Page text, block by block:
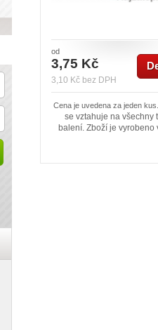
od
3,75 Kč
3,10 Kč bez DPH
Cena je uvedena za jeden
se vztahuje na všechny
balení. Zboží je vyrobeno